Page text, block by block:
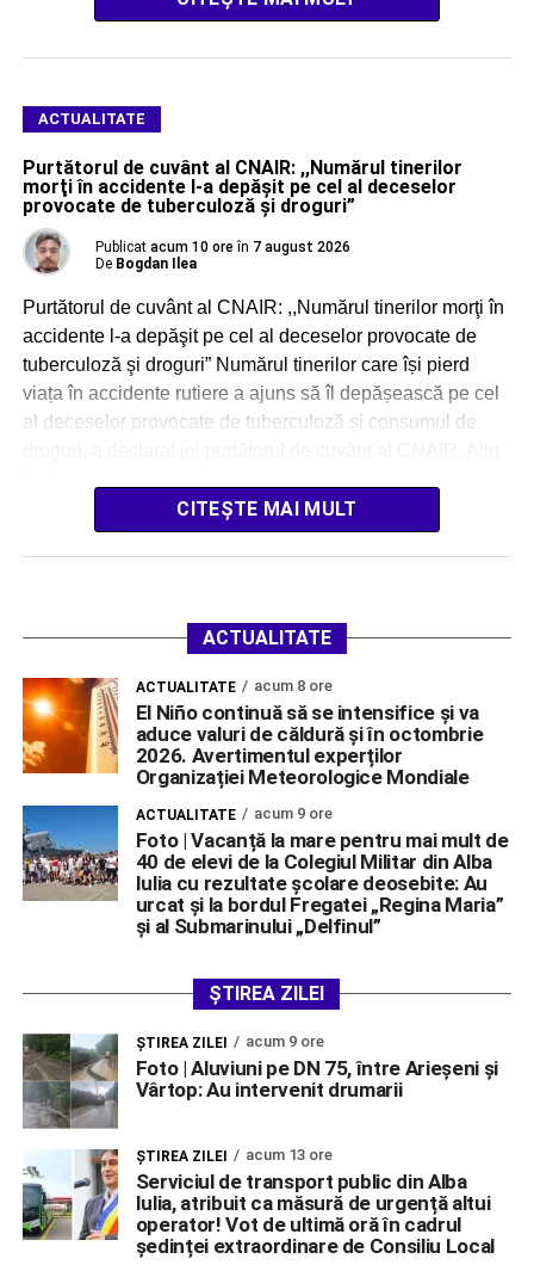
ACTUALITATE
Purtătorul de cuvânt al CNAIR: ,,Numărul tinerilor
morţi în accidente l-a depăşit pe cel al deceselor
provocate de tuberculoză şi droguri”
Publicat acum 10 ore în 7 august 2026
De Bogdan Ilea
Purtătorul de cuvânt al CNAIR: ,,Numărul tinerilor morţi în
accidente l-a depăşit pe cel al deceselor provocate de
tuberculoză şi droguri” Numărul tinerilor care își pierd
viața în accidente rutiere a ajuns să îl depășească pe cel
al deceselor provocate de tuberculoză și consumul de
CITEȘTE MAI MULT
ACTUALITATE
ACTUALITATE acum 8 ore
El Niño continuă să se intensifice și va
aduce valuri de căldură și în octombrie
2026. Avertimentul experților
Organizației Meteorologice Mondiale
ACTUALITATE acum 9 ore
Foto | Vacanță la mare pentru mai mult de
40 de elevi de la Colegiul Militar din Alba
Iulia cu rezultate școlare deosebite: Au
urcat și la bordul Fregatei „Regina Maria”
și al Submarinului „Delfinul”
ȘTIREA ZILEI
ŞTIREA ZILEI acum 9 ore
Foto | Aluviuni pe DN 75, între Arieșeni și
Vârtop: Au intervenit drumarii
ŞTIREA ZILEI acum 13 ore
Serviciul de transport public din Alba
Iulia, atribuit ca măsură de urgență altui
operator! Vot de ultimă oră în cadrul
ședinței extraordinare de Consiliu Local